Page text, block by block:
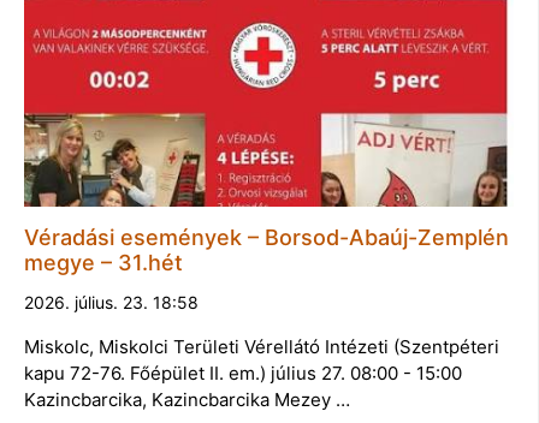
Véradási események – Borsod-Abaúj-Zemplén
megye – 31.hét
2026. július. 23. 18:58
Miskolc, Miskolci Területi Vérellátó Intézeti (Szentpéteri
kapu 72-76. Főépület II. em.) július 27. 08:00 - 15:00
Kazincbarcika, Kazincbarcika Mezey …